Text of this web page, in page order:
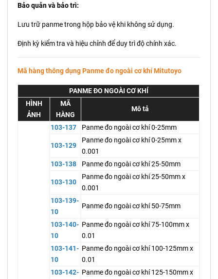
Bảo quản và bảo trì:
Lưu trữ panme trong hộp bảo vệ khi không sử dụng.
Định kỳ kiểm tra và hiệu chỉnh để duy trì độ chính xác.
Mã hàng thông dụng Panme đo ngoài cơ khí Mitutoyo
PANME ĐO NGOÀI CƠ KHÍ
HÌNH
ẢNH
MÃ
HÀNG
Mô tả
103-137 Panme đo ngoài cơ khí 0-25mm
103-129
Panme đo ngoài cơ khí 0-25mm x
0.001
103-138
Panme đo ngoài cơ khí 25-50mm
103-130
Panme đo ngoài cơ khí 25-50mm x
0.001
103-139-
10
Panme đo ngoài cơ khí 50-75mm
103-140-
10
Panme đo ngoài cơ khí 75-100mm x
0.01
103-141-
10
Panme đo ngoài cơ khí 100-125mm x
0.01
103-142- Panme đo ngoài cơ khí 125-150mm x